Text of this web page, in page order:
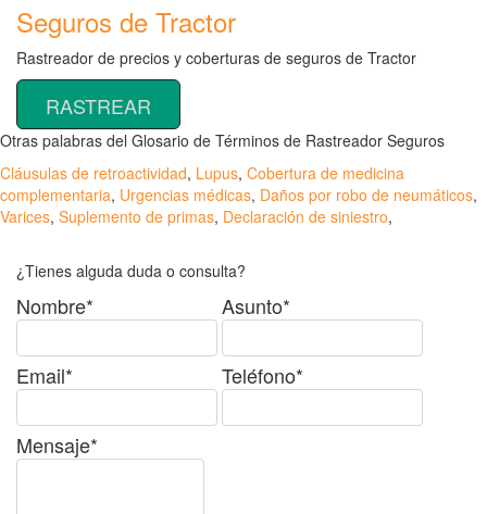
Seguros de Tractor
Rastreador de precios y coberturas de seguros de Tractor
RASTREAR
Otras palabras del Glosario de Términos de Rastreador Seguros
Cláusulas de retroactividad, Lupus, Cobertura de medicina
complementaria, Urgencias médicas, Daños por robo de neumáticos,
Varices, Suplemento de primas, Declaración de siniestro,
¿Tienes alguda duda o consulta?
Nombre* Asunto*
Email* Teléfono*
Mensaje*